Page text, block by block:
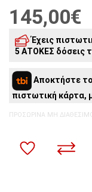
145,00€
Έχεις
5 ΑΤΟΚΕΣ δόσεις
4άτοκες
3άτοκες
2 άτοκες
Αποκτήστε
πιστωτική κάρτα,
ΠΡΟΣΩΡΙΝΆ ΜΗ